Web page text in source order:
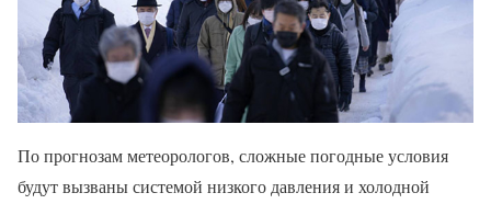
По прогнозам метеорологов, сложные погодные условия
будут вызваны системой низкого давления и холодной